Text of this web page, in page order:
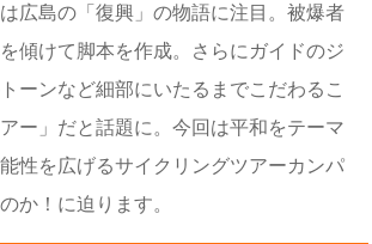
広島の「復興」の物語に注目。被爆者
傾けて脚本を作成。さらにガイドのジ
ーンなど細部にいたるまでこだわるこ
ー」だと話題に。今回は平和をテーマ
性を広げるサイクリングツアーカンパ
か！に迫ります。